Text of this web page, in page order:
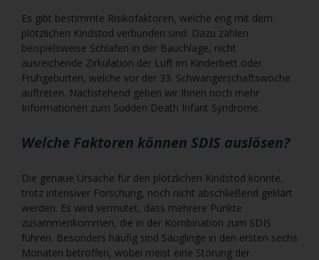
Es gibt bestimmte Risikofaktoren, welche eng mit dem
plötzlichen Kindstod verbunden sind. Dazu zählen
beispielsweise Schlafen in der Bauchlage, nicht
ausreichende Zirkulation der Luft im Kinderbett oder
Frühgeburten, welche vor der 33. Schwangerschaftswoche
auftreten. Nachstehend geben wir Ihnen noch mehr
Informationen zum Sudden Death Infant Syndrome.
Welche Faktoren können SDIS auslösen?
Die genaue Ursache für den plötzlichen Kindstod konnte,
trotz intensiver Forschung, noch nicht abschließend geklärt
werden. Es wird vermutet, dass mehrere Punkte
zusammenkommen, die in der Kombination zum SDIS
führen. Besonders häufig sind Säuglinge in den ersten sechs
Monaten betroffen, wobei meist eine Störung der